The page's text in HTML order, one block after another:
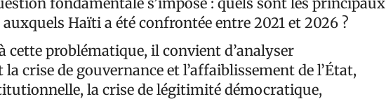
Haïti a été confrontée entre 2021 et 2026 ?
cette problématique, il convient d’analyser
la crise de gouvernance et l’affaiblissement de l’État,
la crise de légitimité démocratique,